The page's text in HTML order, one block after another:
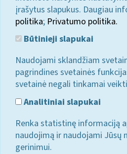
įrašytus slapukus. Daugiau
politika; Privatumo politika.
Būtinieji slapukai
Naudojami sklandžiam
pagrindines svetainės
svetainė negali tinkamai
Analitiniai slapukai
Renka statistinę informaciją
naudojimą ir naudojami Jūsų
gerinimui.